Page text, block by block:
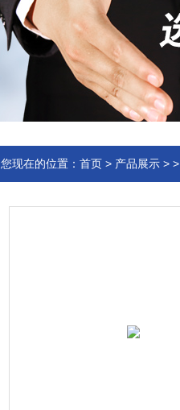
您现在的位置： 首页 > 产品展示 > >